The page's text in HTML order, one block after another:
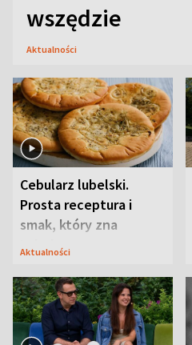
wszędzie
Aktualności
Cebularz lubelski.
Prosta receptura i
smak, który zna
Lubelszczyzna
Aktualności